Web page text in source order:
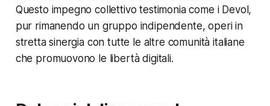
Questo impegno collettivo testimonia come i Devol,
pur rimanendo un gruppo indipendente, operi in
stretta sinergia con tutte le altre comunità italiane
che promuovono le libertà digitali.